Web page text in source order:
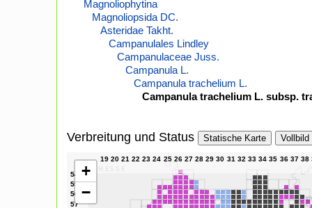
Magnoliophytina
Magnoliopsida DC.
Asteridae Takht.
Campanulales Lindley
Campanulaceae Juss.
Campanula L.
Campanula trachelium L.
Campanula trachelium L. subsp.
Verbreitung und Status Statische Karte Vollbild
+
−